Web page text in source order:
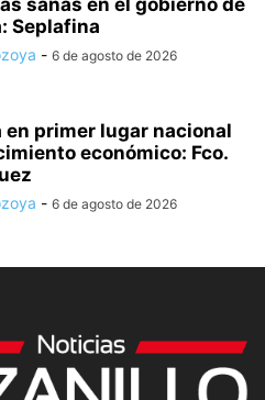
sanas en el gobierno de
Seplafina
- 6 de agosto de 2026
en primer lugar nacional
económico: Fco.
- 6 de agosto de 2026